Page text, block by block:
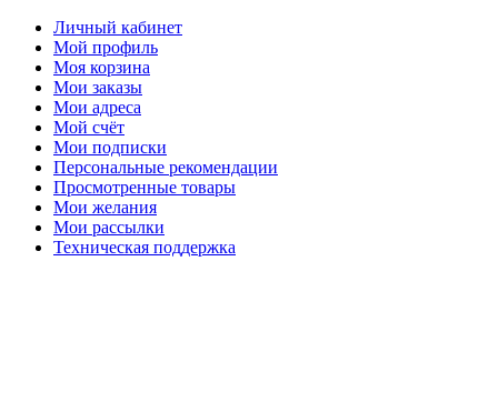
Личный кабинет
Мой профиль
Моя корзина
Мои заказы
Мои адреса
Мой счёт
Мои подписки
Персональные рекомендации
Просмотренные товары
Мои желания
Мои рассылки
Техническая поддержка